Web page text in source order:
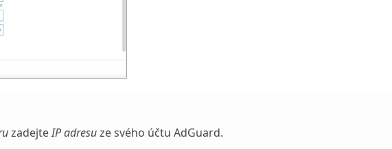
zadejteIP adresuze svého účtu AdGuard.